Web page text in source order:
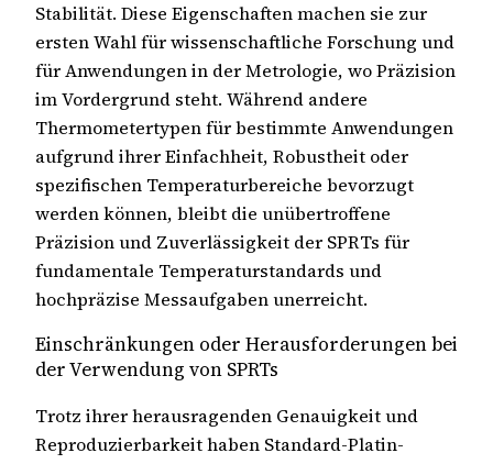
Stabilität. Diese Eigenschaften machen sie zur
ersten Wahl für wissenschaftliche Forschung und
für Anwendungen in der Metrologie, wo Präzision
im Vordergrund steht. Während andere
Thermometertypen für bestimmte Anwendungen
aufgrund ihrer Einfachheit, Robustheit oder
spezifischen Temperaturbereiche bevorzugt
werden können, bleibt die unübertroffene
Präzision und Zuverlässigkeit der SPRTs für
fundamentale Temperaturstandards und
hochpräzise Messaufgaben unerreicht.
Einschränkungen oder Herausforderungen bei
der Verwendung von SPRTs
Trotz ihrer herausragenden Genauigkeit und
Reproduzierbarkeit haben Standard-Platin-